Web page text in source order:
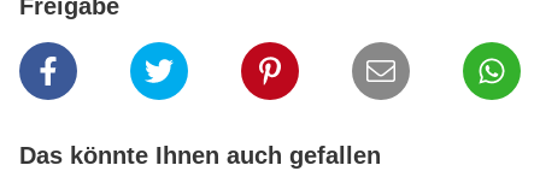
Freigabe
Das könnte Ihnen auch gefallen